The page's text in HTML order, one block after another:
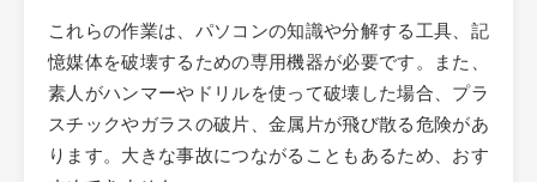
これらの作業は、パソコンの知識や分解する工具、記
憶媒体を破壊するための専用機器が必要です。また、
素人がハンマーやドリルを使って破壊した場合、プラ
スチックやガラスの破片、金属片が飛び散る危険があ
ります。大きな事故につながることもあるため、おす